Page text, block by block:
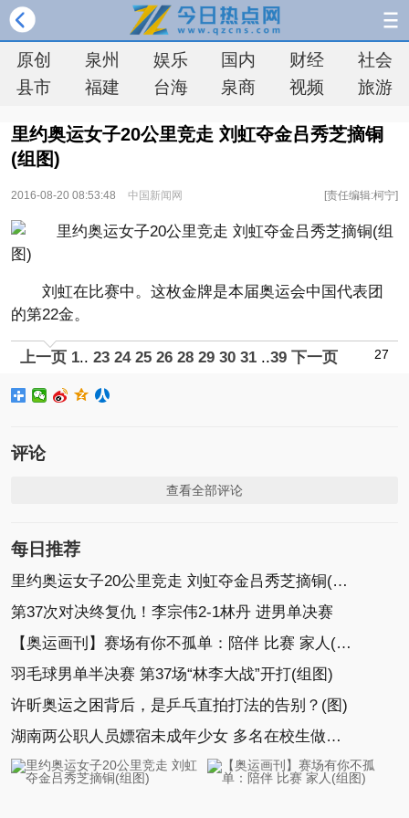
原创 泉州 娱乐 国内 财经
社会
县市
福建 台海 泉商 视频 旅游
里约奥运女子20公里竞走 刘虹夺金吕秀芝摘铜
(组图)
2016-08-20 08:53:48 中国新闻网 [责任编辑:柯宁]
刘虹在比赛中。这枚金牌是本届奥运会中国代表团
的第22金。
上一页 1.. 23 24 25 26 27
28 29 30 31 ..39 下一页
评论
查看全部评论
每日推荐
里约奥运女子20公里竞走 刘虹夺金吕秀芝摘铜(组图)
第37次对决终复仇！李宗伟2-1林丹 进男单决赛
【奥运画刊】赛场有你不孤单：陪伴 比赛 家人(组图)
羽毛球男单半决赛 第37场“林李大战”开打(组图)
许昕奥运之困背后，是乒乓直拍打法的告别？(图)
湖南两公职人员嫖宿未成年少女 多名在校生做牵线人